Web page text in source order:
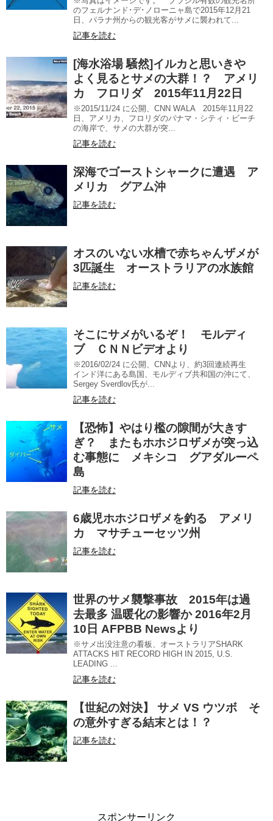
のフェルナンド･デ･ノローニャ島で2015年12月21
日、パラナ州からの観光客がサメに襲われて...
記事を読む
[海水浴場 騒然]イルカと思いきや
よく見るとサメの大群！？ アメリ
カ フロリダ 2015年11月22日
※2015/11/24 に公開、CNN WALA 2015年11月22
日、アメリカ、フロリダのパナマ・シティ・ビーチ
の海岸で、サメの大群が突...
記事を読む
深海でゴーストシャークに遭遇 ア
メリカ グアム沖
記事を読む
オスのいない水槽で赤ちゃんザメが
3匹誕生 オーストラリアの水族館
記事を読む
そこにサメがいるぞ！ モルディ
ブ ＣＮＮビデオより
※2016/02/24 に公開、CNNより、約3回連続再生
インド洋にある島国、モルディブ共和国の沖にて、
Sergey Sverdlov氏が...
記事を読む
【恐怖】やはり檻の隙間が大きす
ぎ？ またもホホジロザメが突っ込
む事態に メキシコ グアダルーペ
島
記事を読む
6歳児ホホジロザメを釣る アメリ
カ マサチューセッツ州
記事を読む
世界のサメ襲撃事故 2015年は過
去最多 温暖化の影響か 2016年2月
10日 AFPBB Newsより
※サメ出没注意の看板、オーストラリアSHARK
ATTACKS HIT RECORD HIGH IN 2015, U.S.
LEADING ...
記事を読む
【世紀の対決】 サメ VS ウツボ そ
の意外すぎる結末とは！？
記事を読む
スポンサーリンク